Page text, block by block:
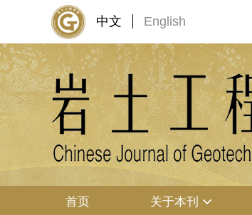
中文 English
首页 关于本刊